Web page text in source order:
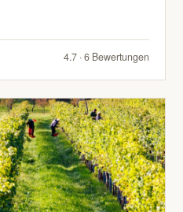
4.7 · 6 Bewertungen